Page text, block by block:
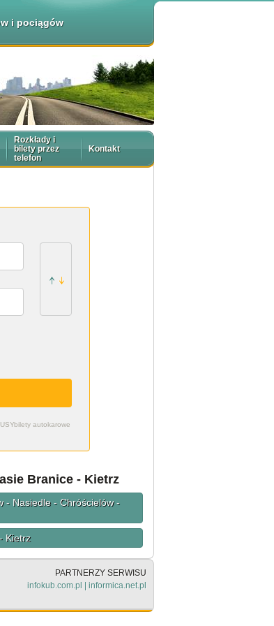
i pociągów
Rozkłady i
bilety przez
telefon
Kontakt
bilety autokarowe
Branice - Kietrz
- Nasiedle - Chróścielów -
Kietrz
PARTNERZY SERWISU
infokub.com.pl
informica.net.pl